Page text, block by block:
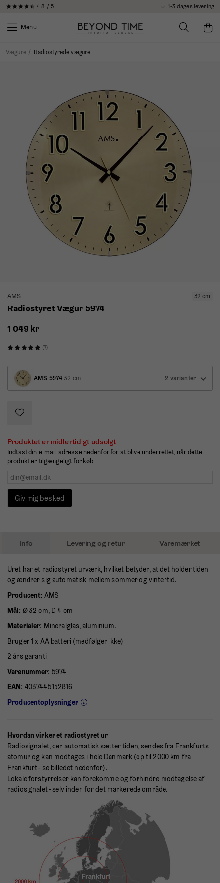
4.8 / 5 1-3 dages levering
Menu
Vægure / Radiostyrede vægure
32 cm
AMS
Radiostyret Vægur 5974
1 049 kr
(7)
AMS 5974 32 cm 2 varianter
Produktet er midlertidigt udsolgt
Indtast din e-mail-adresse nedenfor for at blive underrettet, når dette
produkt er tilgængeligt for køb.
Giv mig besked
Info Levering og retur Varemærket
Uret har et radiostyret urværk, hvilket betyder, at det holder tiden
og ændrer sig automatisk mellem sommer og vintertid.
Producent: AMS
Mål: Ø 32 cm, D 4 cm
Materialer: Mineralglas, aluminium.
Bruger 1 x AA batteri (medfølger ikke)
2 års garanti
Varenummer: 5974
EAN: 4037445152816
Producentoplysninger
Hvordan virker et radiostyret ur
Radiosignalet, der automatisk sætter tiden, sendes fra Frankfurts
atomur og kan modtages i hele Danmark (op til 2000 km fra
Frankfurt - se billedet nedenfor).
Lokale forstyrrelser kan forekomme og forhindre modtagelse af
radiosignalet - selv inden for det markerede område.